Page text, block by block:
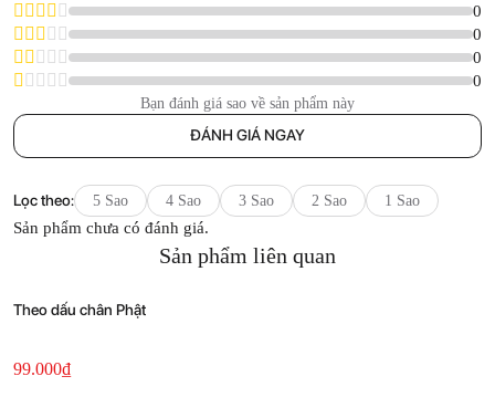
0
0
0
0
Bạn đánh giá sao về sản phẩm này
ĐÁNH GIÁ NGAY
Lọc theo: 5 Sao 4 Sao 3 Sao 2 Sao 1 Sao
Sản phẩm chưa có đánh giá.
Sản phẩm liên quan
Theo dấu chân Phật
99.000₫